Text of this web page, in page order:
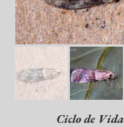
Ciclo de Vida